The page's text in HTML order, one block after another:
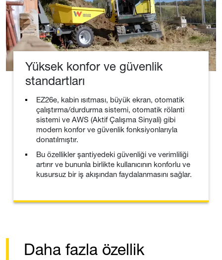
Yüksek konfor ve güvenlik
standartları
EZ26e, kabin ısıtması, büyük ekran, otomatik
çalıştırma/durdurma sistemi, otomatik rölanti
sistemi ve AWS (Aktif Çalışma Sinyali) gibi
modern konfor ve güvenlik fonksiyonlarıyla
donatılmıştır.
Bu özellikler şantiyedeki güvenliği ve verimliliği
artırır ve bununla birlikte kullanıcının konforlu ve
kusursuz bir iş akışından faydalanmasını sağlar.
Daha fazla özellik